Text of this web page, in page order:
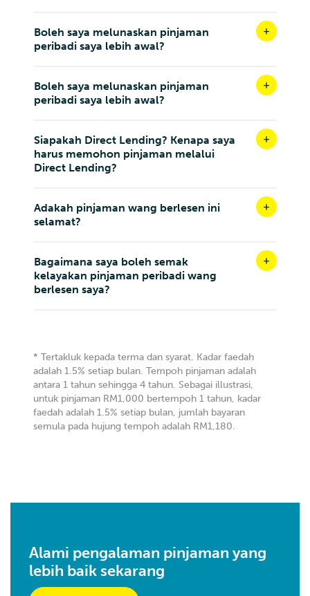
Boleh saya melunaskan pinjaman
peribadi saya lebih awal?
Boleh saya melunaskan pinjaman
peribadi saya lebih awal?
Siapakah Direct Lending? Kenapa saya
harus memohon pinjaman melalui
Direct Lending?
Adakah pinjaman wang berlesen ini
selamat?
Bagaimana saya boleh semak
kelayakan pinjaman peribadi wang
berlesen saya?
* Tertakluk kepada terma dan syarat. Kadar faedah
adalah 1.5% setiap bulan. Tempoh pinjaman adalah
antara 1 tahun sehingga 4 tahun. Sebagai illustrasi,
untuk pinjaman RM1,000 bertempoh 1 tahun, kadar
faedah adalah 1.5% setiap bulan, jumlah bayaran
semula pada hujung tempoh adalah RM1,180.
Alami pengalaman pinjaman yang
lebih baik sekarang